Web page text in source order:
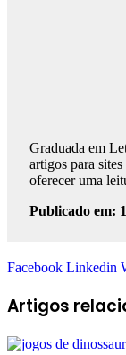
Graduada em
artigos para
oferecer uma
Publicado em:
Facebook Linkedin
Artigos